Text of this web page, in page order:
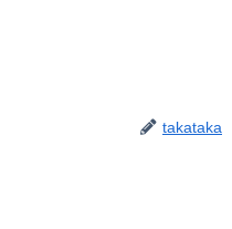
takataka